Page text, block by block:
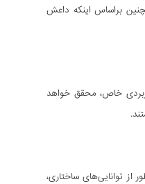
براساس اینکه داعش
خاص، محقق خواهد
توانایی‌های ساختاری،